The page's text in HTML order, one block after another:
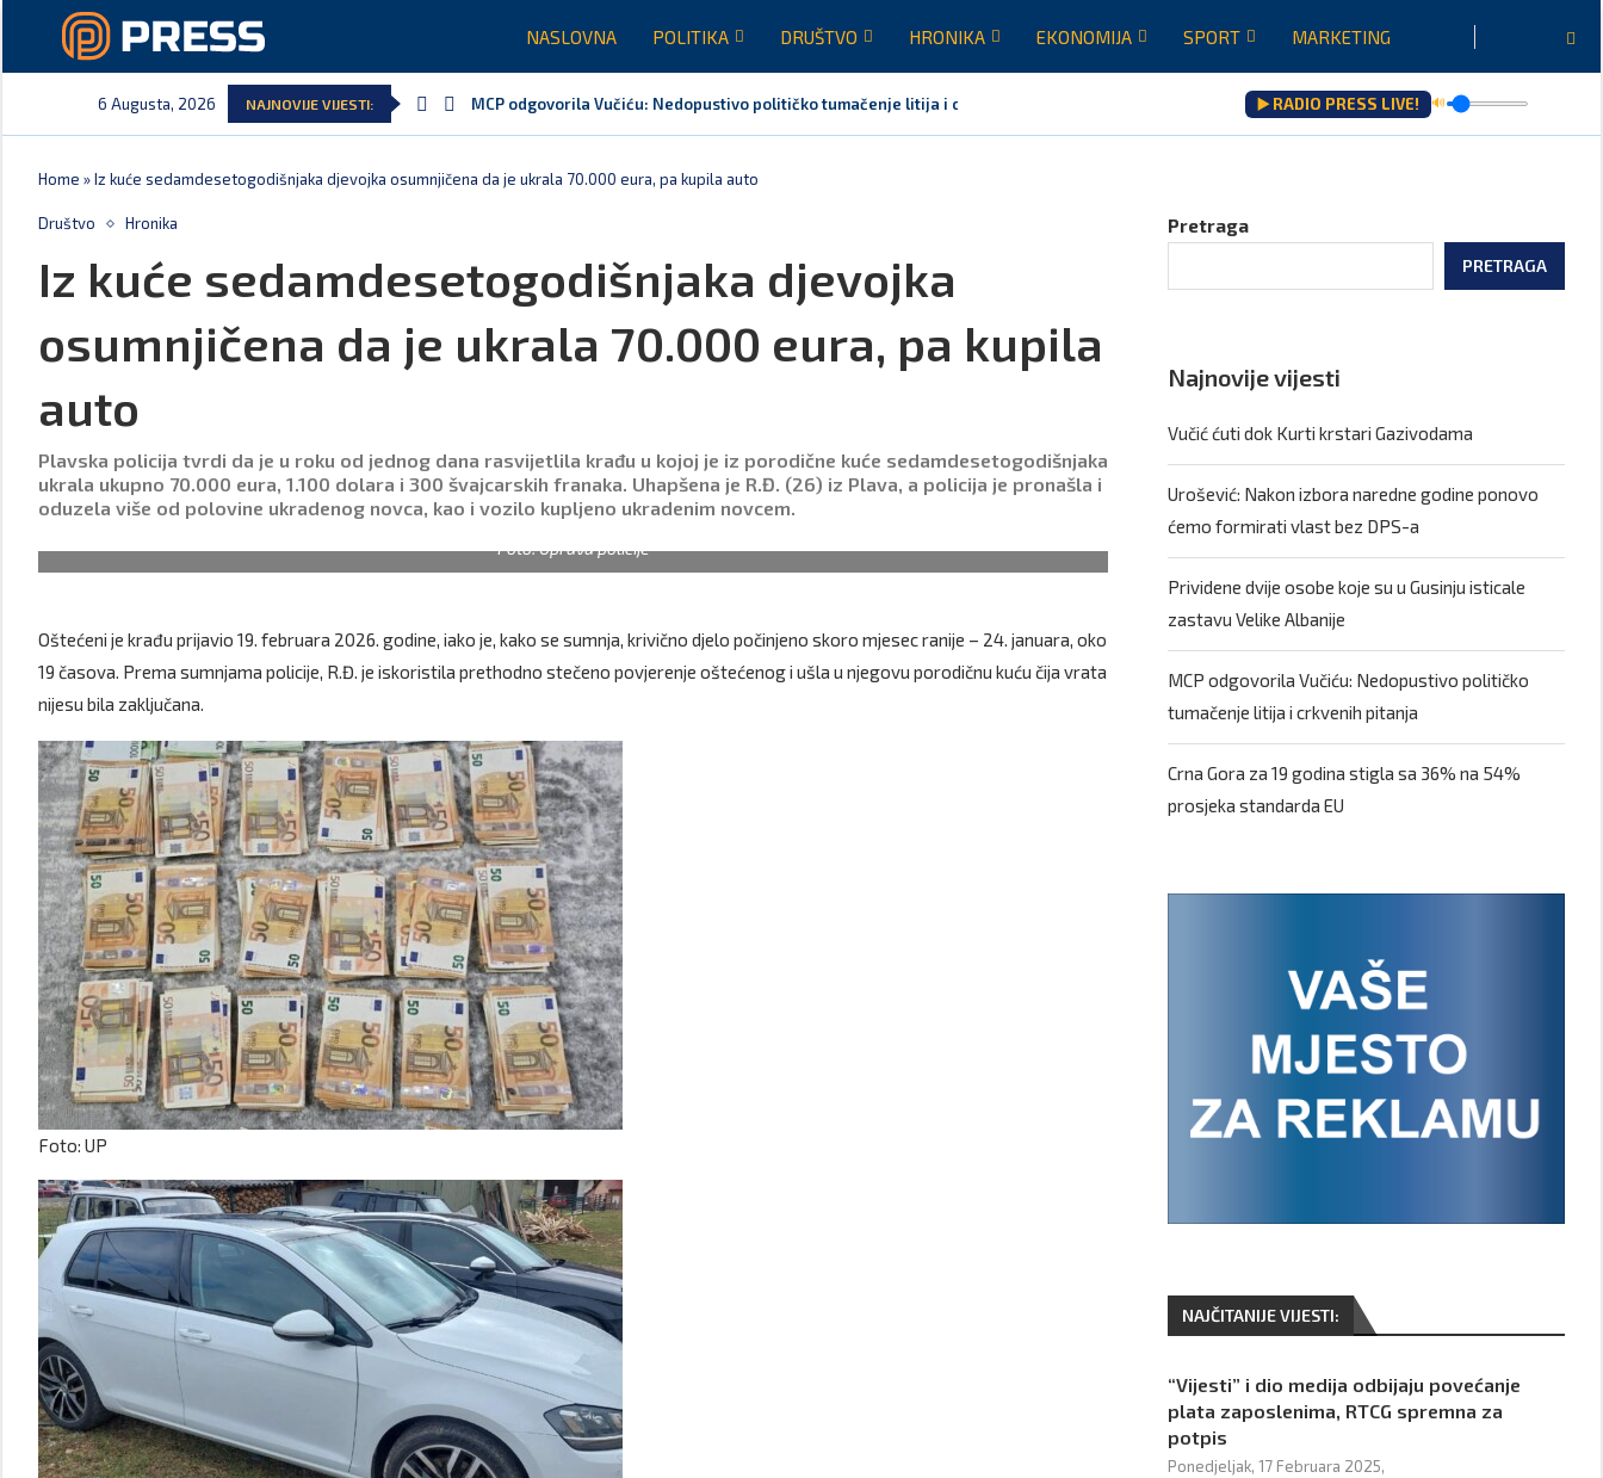
NASLOVNA POLITIKA DRUŠTVO HRONIKA EKONOMIJA SPORT MARKETING
6 Augusta, 2026 NAJNOVIJE VIJESTI: MCP odgovorila Vučiću: Nedopustivo političko tumačenje litija i crkvenih pitanja ▶️ RADIO PRESS LIVE! 🔊
Home »Iz kuće sedamdesetogodišnjaka djevojka osumnjičena da je ukrala 70.000 eura, pa kupila auto
Društvo Hronika
Iz kuće sedamdesetogodišnjaka djevojka
osumnjičena da je ukrala 70.000 eura, pa kupila
auto
Plavska policija tvrdi da je u roku od jednog dana rasvijetlila krađu u kojoj je iz porodične kuće sedamdesetogodišnjaka
ukrala ukupno 70.000 eura, 1.100 dolara i 300 švajcarskih franaka. Uhapšena je R.Đ. (26) iz Plava, a policija je pronašla i
oduzela više od polovine ukradenog novca, kao i vozilo kupljeno ukradenim novcem.
Foto: Uprava policije
Oštećeni je krađu prijavio 19. februara 2026. godine, iako je, kako se sumnja, krivično djelo počinjeno skoro mjesec ranije – 24. januara, oko
19 časova. Prema sumnjama policije, R.Đ. je iskoristila prethodno stečeno povjerenje oštećenog i ušla u njegovu porodičnu kuću čija vrata
nijesu bila zaključana.
Foto: UP
Pretraga
PRETRAGA
Najnovije vijesti
Vučić ćuti dok Kurti krstari Gazivodama
Urošević: Nakon izbora naredne godine ponovo
ćemo formirati vlast bez DPS-a
Prividene dvije osobe koje su u Gusinju isticale
zastavu Velike Albanije
MCP odgovorila Vučiću: Nedopustivo političko
tumačenje litija i crkvenih pitanja
Crna Gora za 19 godina stigla sa 36% na 54%
prosjeka standarda EU
NAJČITANIJE VIJESTI:
“Vijesti” i dio medija odbijaju povećanje
plata zaposlenima, RTCG spremna za
potpis
Ponedjeljak, 17 Februara 2025,